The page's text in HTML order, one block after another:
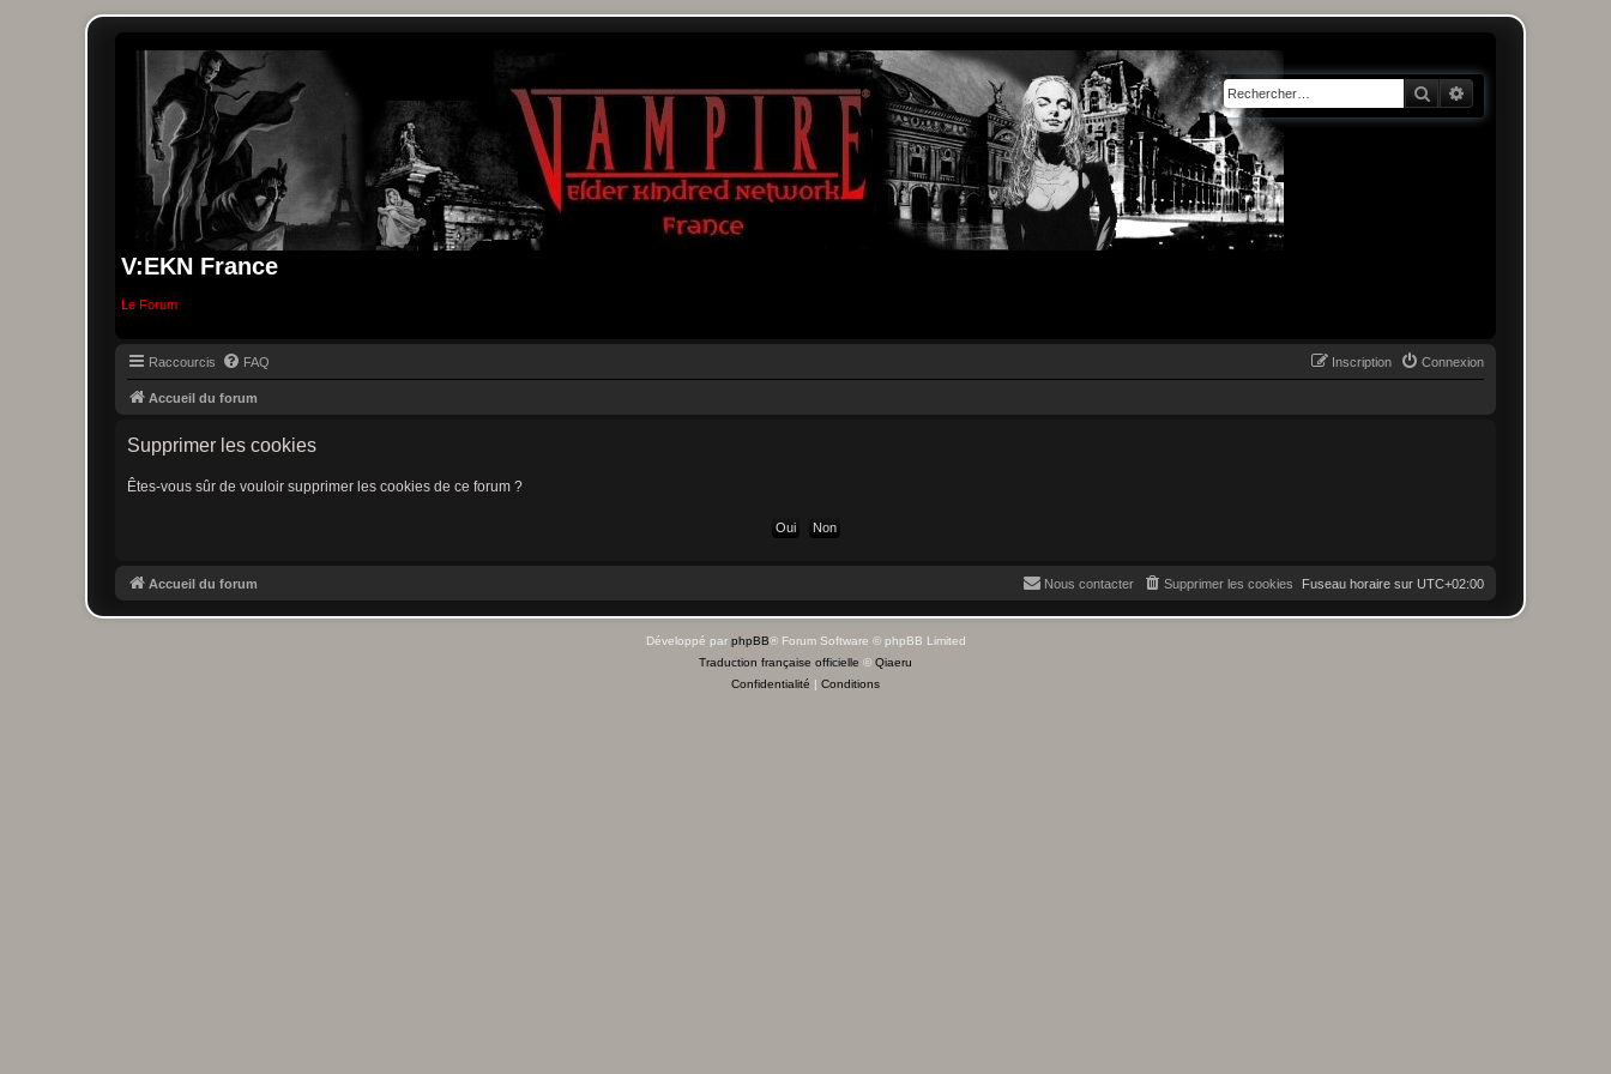
V:EKN France
Le Forum
Rechercher
Raccourcis FAQ Connexion
Inscription
Accueil du forum
Supprimer les cookies
Êtes-vous sûr de vouloir supprimer les cookies de ce forum ?
Accueil du forum Fuseau horaire sur UTC+02:00
Supprimer les cookies
Nous contacter
Développé par phpBB® Forum Software © phpBB Limited
Traduction française officielle © Qiaeru
Confidentialité | Conditions